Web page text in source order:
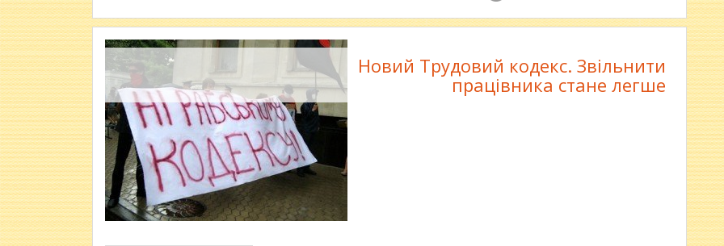
Новий Трудовий кодекс. Звільнити
працівника стане легше